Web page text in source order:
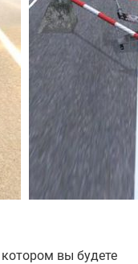
вы будете